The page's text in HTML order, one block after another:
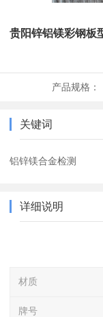
贵阳锌铝镁彩钢板
产品规格：
关键词
铝锌镁合金检测
详细说明
材质
牌号